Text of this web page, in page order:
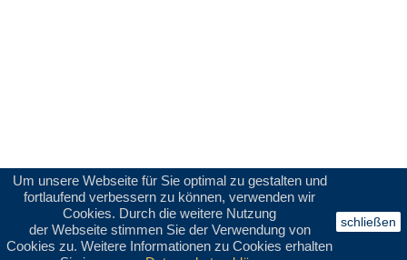
Um unsere Webseite für Sie optimal zu gestalten und
fortlaufend verbessern zu können, verwenden wir
Cookies. Durch die weitere Nutzung
der Webseite stimmen Sie der Verwendung von
Cookies zu. Weitere Informationen zu Cookies erhalten
schließen